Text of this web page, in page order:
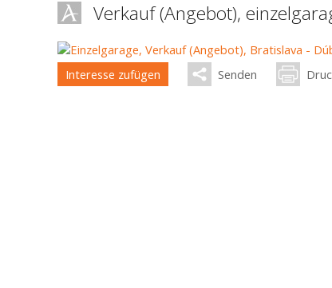
Verkauf (Angebot),
Interesse zufügen Senden